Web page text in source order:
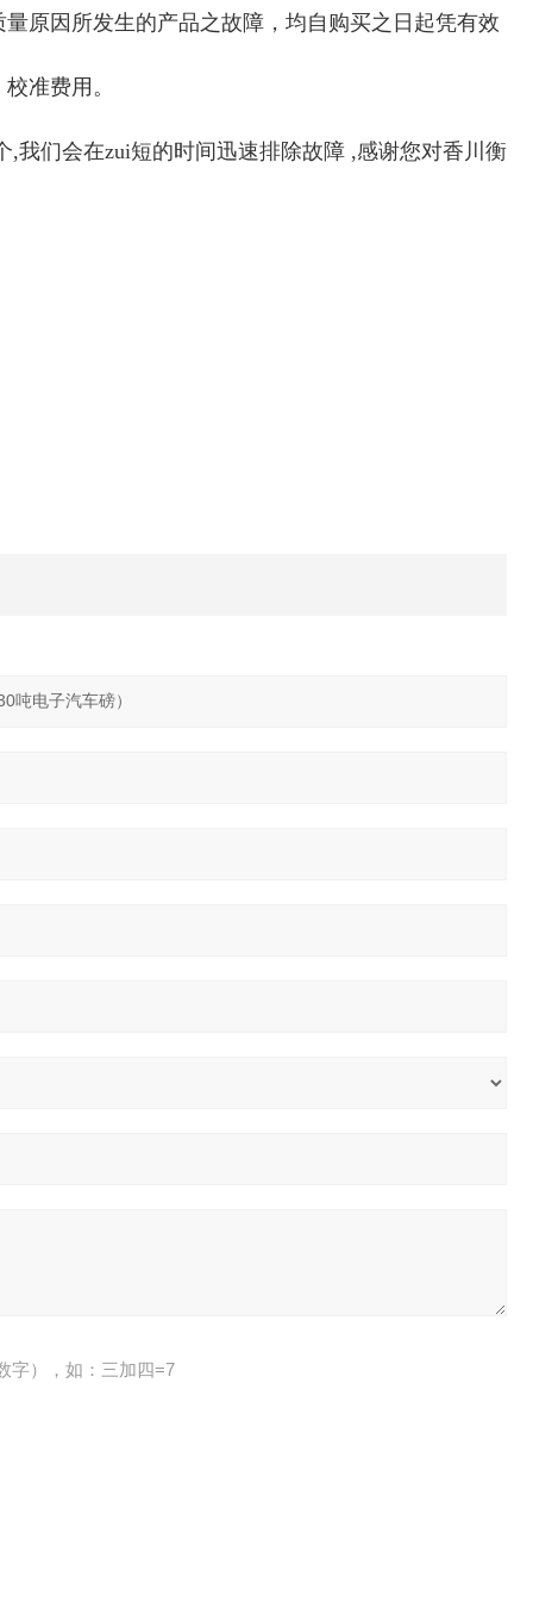
原因所发生的产品之故障，均自购买之日起凭有效
准费用。
,我们会在zui短的时间迅速排除故障 ,感谢您对香川衡
字），如：三加四=7